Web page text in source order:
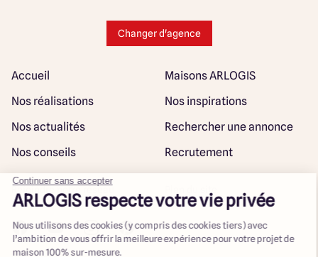
Changer d'agence
Accueil
Maisons ARLOGIS
Nos réalisations
Nos inspirations
Nos actualités
Rechercher une annonce
Nos conseils
Recrutement
Rejoindre notre réseau